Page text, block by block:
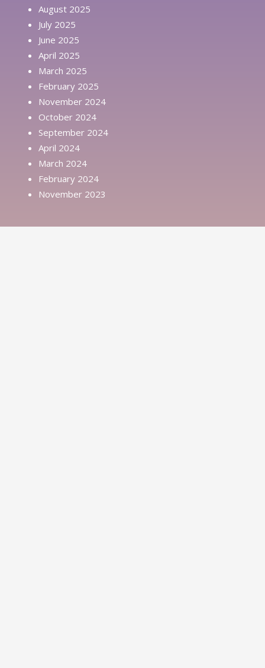
August 2025
July 2025
June 2025
April 2025
March 2025
February 2025
November 2024
October 2024
September 2024
April 2024
March 2024
February 2024
November 2023